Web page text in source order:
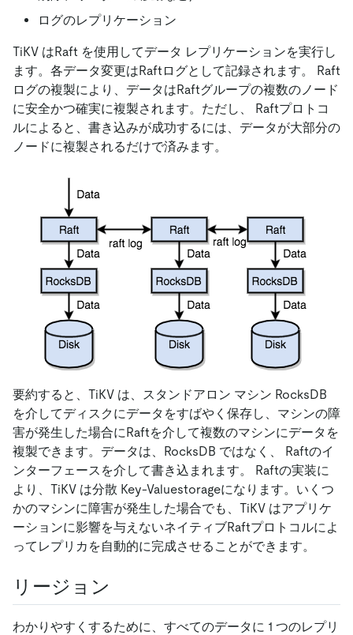
ログのレプリケーション
TiKV はRaft を使用してデータ レプリケーションを実行し
ます。各データ変更はRaftログとして記録されます。 Raft
ログの複製により、データはRaftグループの複数のノード
に安全かつ確実に複製されます。ただし、 Raftプロトコ
ルによると、書き込みが成功するには、データが大部分の
ノードに複製されるだけで済みます。
要約すると、TiKV は、スタンドアロン マシン RocksDB
を介してディスクにデータをすばやく保存し、マシンの障
害が発生した場合にRaftを介して複数のマシンにデータを
複製できます。データは、RocksDB ではなく、 Raftのイ
ンターフェースを介して書き込まれます。 Raftの実装に
より、TiKV は分散 Key-Valuestorageになります。いくつ
かのマシンに障害が発生した場合でも、TiKV はアプリケ
ーションに影響を与えないネイティブRaftプロトコルによ
ってレプリカを自動的に完成させることができます。
リージョン
わかりやすくするために、すべてのデータに 1 つのレプリ